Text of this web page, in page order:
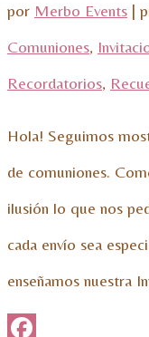
por Merbo Events |
Comuniones,
Recordatorios,
Hola! Seguimos
de comuniones.
ilusión lo que nos
cada envío sea
enseñamos nuestra